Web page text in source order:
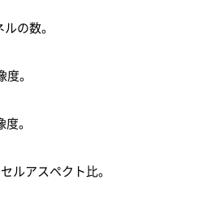
の数。
。
。
ルアスペクト比。